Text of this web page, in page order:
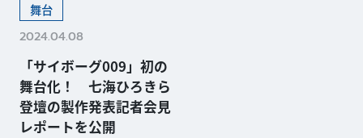
舞台
2024.04.08
「サイボーグ009」初の
舞台化！ 七海ひろきら
登壇の製作発表記者会見
レポートを公開